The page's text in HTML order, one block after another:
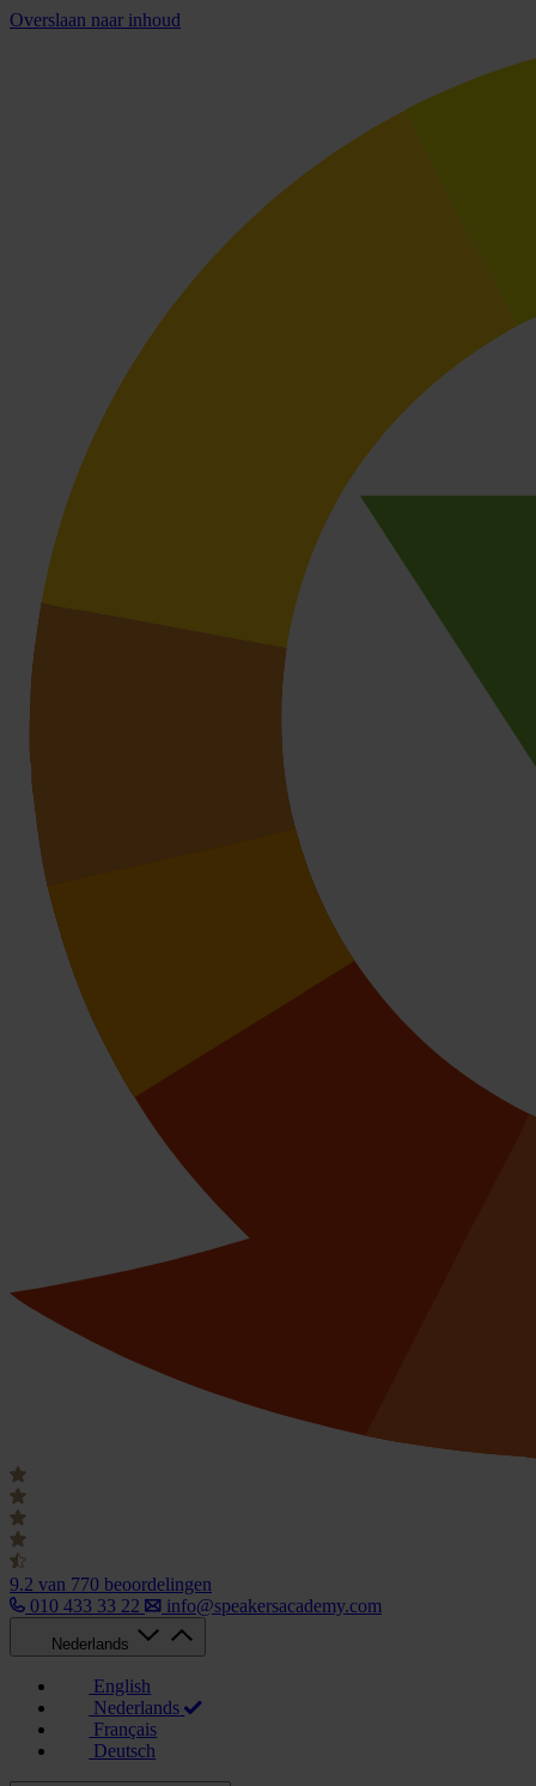
Overslaan naar inhoud
9.2 van 770 beoordelingen
010 433 33 22
info@speakersacademy.com
Nederlands
English
Nederlands
Français
Deutsch